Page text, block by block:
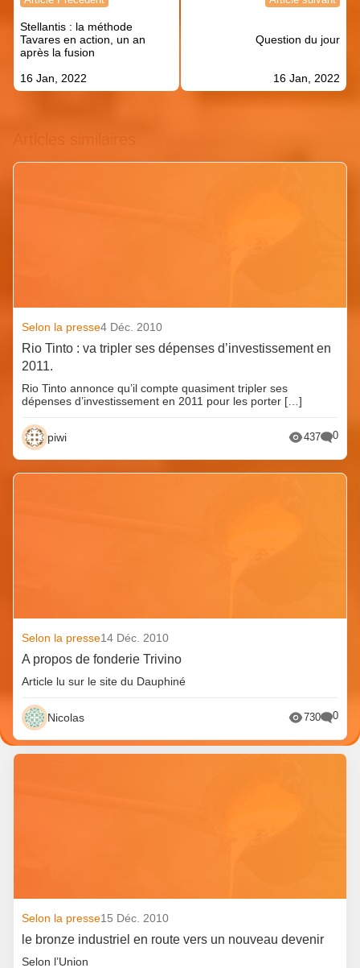
l’article
Stellantis : la méthode
Tavares en action, un an
après la fusion
16 Jan, 2022
Question du jour
16 Jan, 2022
Selon la presse4 Déc. 2010
Rio Tinto : va tripler ses dépenses d’investissement en
2011.
Rio Tinto annonce qu’il compte quasiment tripler ses
dépenses d’investissement en 2011 pour les porter […]
piwi 437 0
Selon la presse14 Déc. 2010
A propos de fonderie Trivino
Article lu sur le site du Dauphiné
Nicolas 730 0
Selon la presse15 Déc. 2010
le bronze industriel en route vers un nouveau devenir
Selon l’Union